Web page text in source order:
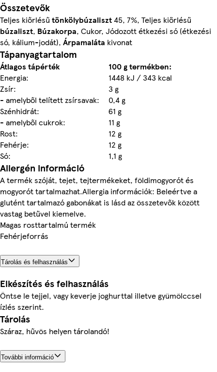
Összetevők
Teljes kiőrlésű tönkölybúzaliszt45, 7%, Teljes kiőrlésű
búzaliszt, Búzakorpa, Cukor, Jódozott étkezési só (étkezési
só, kálium-jodát), Árpamaláta kivonat
Tápanyagtartalom
Átlagos tápérték
100 g termékben:
Energia:
1448 kJ / 343 kcal
Zsír:
3 g
- amelyből telített zsírsavak:
0,4 g
Szénhidrát:
61 g
- amelyből cukrok:
11 g
Rost:
12 g
Fehérje:
12 g
Só:
1,1 g
Allergén információ
A termék szóját, tejet, tejtermékeket, földimogyorót és
mogyorót tartalmazhat.Allergia információk: Beleértve a
glutént tartalmazó gabonákat is lásd az összetevők között
vastag betűvel kiemelve.
Magas rosttartalmú termék
Fehérjeforrás
Tárolás és felhasználás
Elkészítés és felhasználás
Öntse le tejjel, vagy keverje joghurttal illetve gyümölccsel
ízlés szerint.
Tárolás
Száraz, hűvös helyen tárolandó!
További információ